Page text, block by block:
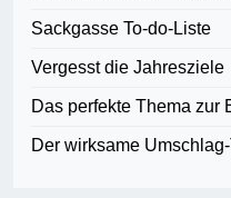
Sackgasse To-do-Liste
Vergesst die Jahresziele
Das perfekte Thema zur
Der wirksame